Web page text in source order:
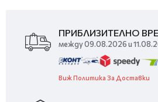
ПРИБЛИЗИТЕЛНО
между 09.08.2026 и
Виж Политика За Доставки